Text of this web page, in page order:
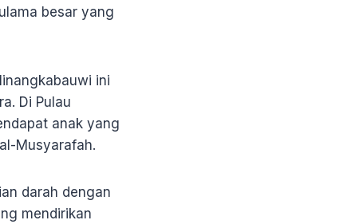
besar yang
ini
Di Pulau
anak yang
Musyarafah.
darah dengan
mendirikan